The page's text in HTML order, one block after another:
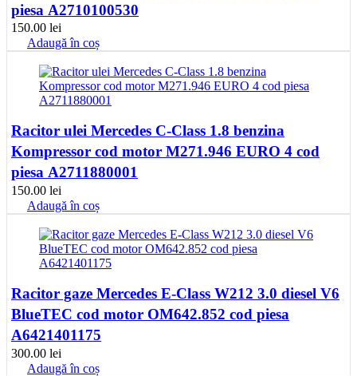
piesa A2710100530
150.00 lei
Adaugă în coș
Racitor ulei Mercedes C-Class 1.8 benzina
Kompressor cod motor M271.946 EURO 4 cod
piesa A2711880001
150.00 lei
Adaugă în coș
Racitor gaze Mercedes E-Class W212 3.0 diesel V6
BlueTEC cod motor OM642.852 cod piesa
A6421401175
300.00 lei
Adaugă în coș